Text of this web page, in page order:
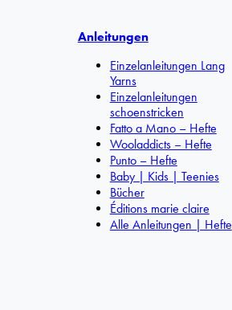
Anleitungen
Einzelanleitungen Lang
Yarns
Einzelanleitungen
schoenstricken
Fatto a Mano – Hefte
Wooladdicts – Hefte
Punto – Hefte
Baby | Kids | Teenies
Bücher
Éditions marie claire
Alle Anleitungen | Hefte